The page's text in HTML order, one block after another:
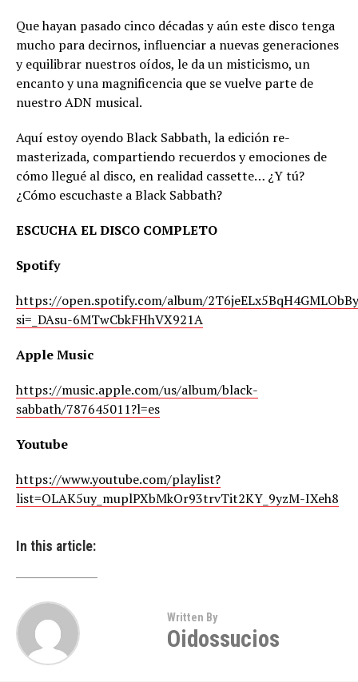
Que hayan pasado cinco décadas y aún este disco tenga
mucho para decirnos, influenciar a nuevas generaciones
y equilibrar nuestros oídos, le da un misticismo, un
encanto y una magnificencia que se vuelve parte de
nuestro ADN musical.
Aquí estoy oyendo Black Sabbath, la edición re-
masterizada, compartiendo recuerdos y emociones de
cómo llegué al disco, en realidad cassette… ¿Y tú?
¿Cómo escuchaste a Black Sabbath?
ESCUCHA EL DISCO COMPLETO
Spotify
https://open.spotify.com/album/
si=_DAsu-6MTwCbkFHhVX921A
Apple Music
https://music.apple.com/us/album/black-
sabbath/787645011?l=es
Youtube
https://www.youtube.com/playlist?
list=OLAK5uy_muplPXbMkOr93trvTit2KY_9yzM-IXeh8
In this article:
Written By
Oidossucios